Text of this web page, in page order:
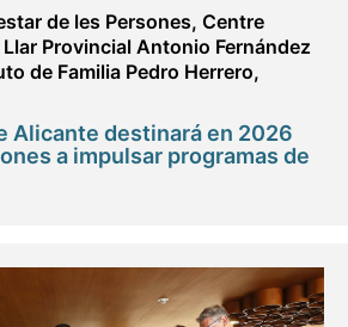
de les Persones, Centre
Llar Provincial Antonio Fernández
de Familia Pedro Herrero,
Alicante destinará en 2026
a impulsar programas de